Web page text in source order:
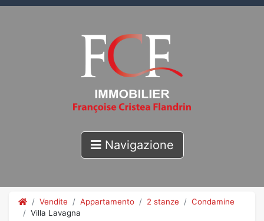
Navigazione
Vendite Appartamento 2 stanze
Condamine
Villa Lavagna